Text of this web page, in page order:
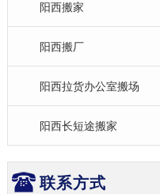
阳西搬家
阳西搬厂
阳西拉货办公室搬场
阳西长短途搬家
联系方式